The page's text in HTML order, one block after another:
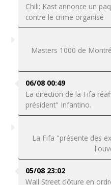
Chili: Kast annonce un
contre le crime organisé
Masters 1000 de
06/08 00:49
La direction de la Fifa
président" Infantino.
La Fifa "présente des
05/08 23:02
Wall Street clôture en